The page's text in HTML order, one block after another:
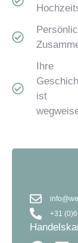
Ihre
ist
+31